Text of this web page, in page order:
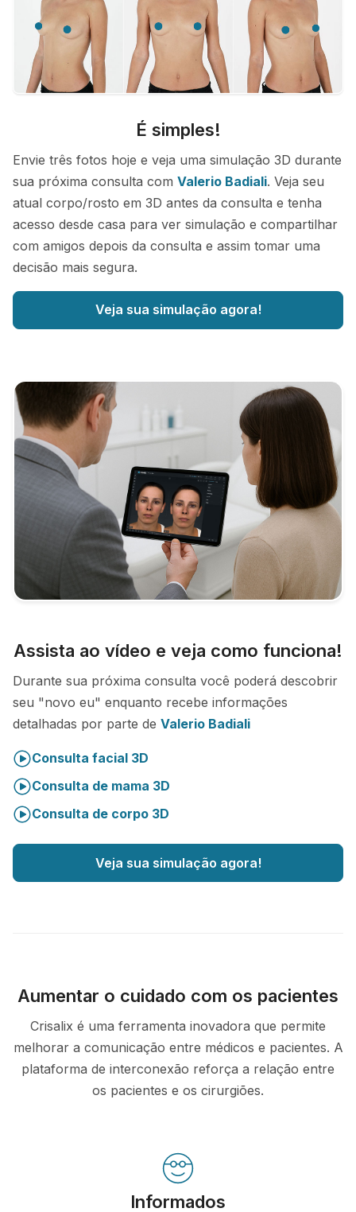
É simples!
Envie três fotos hoje e veja uma simulação 3D durante
sua próxima consulta com Valerio Badiali. Veja seu
atual corpo/rosto em 3D antes da consulta e tenha
acesso desde casa para ver simulação e compartilhar
com amigos depois da consulta e assim tomar uma
decisão mais segura.
Veja sua simulação agora!
Assista ao vídeo e veja como funciona!
Durante sua próxima consulta você poderá descobrir
seu "novo eu" enquanto recebe informações
detalhadas por parte de Valerio Badiali
Consulta facial 3D
Consulta de mama 3D
Consulta de corpo 3D
Veja sua simulação agora!
Aumentar o cuidado com os pacientes
Crisalix é uma ferramenta inovadora que permite
melhorar a comunicação entre médicos e pacientes. A
plataforma de interconexão reforça a relação entre
os pacientes e os cirurgiões.
Informados